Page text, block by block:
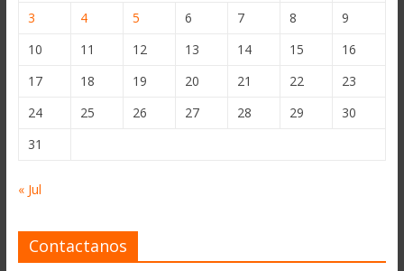
3
4 5 6 7 8
9
10
11 12 13 14 15
16
17
18 19 20 21 22
23
24
25 26 27 28 29
30
31
« Jul
Contactanos